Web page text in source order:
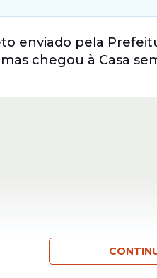
enviado pela
chegou à Casa